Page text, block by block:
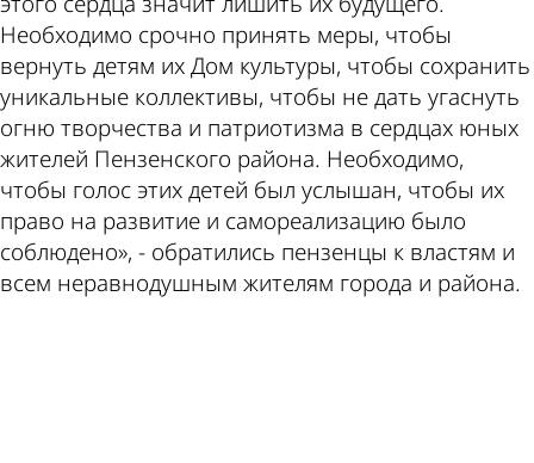
Необходимо срочно принять меры, чтобы
вернуть детям их Дом культуры, чтобы сохранить
уникальные коллективы, чтобы не дать угаснуть
огню творчества и патриотизма в сердцах юных
жителей Пензенского района. Необходимо,
чтобы голос этих детей был услышан, чтобы их
право на развитие и самореализацию было
соблюдено», - обратились пензенцы к властям и
всем неравнодушным жителям города и района.